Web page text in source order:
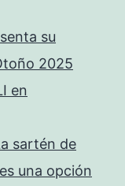
su
2025
en
sartén de
una opción